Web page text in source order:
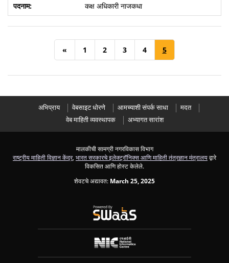
कक्ष अधिकारी नाजकधा
« 1 2 3 4 5
अभिप्राय वेबसाइट धोरणे आमच्याशी संपर्क साधा
मदत
वेब माहिती व्यवस्थापक
अभ्यागत सारांश
मालकीची सामग्री नगरविकास विभाग
राष्ट्रीय माहिती विज्ञान केंद्र, भारत सरकारचे इलेक्ट्रॉनिक्स आणि माहिती तंत्रज्ञान मंत्रालयद्वारे
विकसित आणि होस्ट केलेले.
शेवटचे अद्यावत: March 25, 2025